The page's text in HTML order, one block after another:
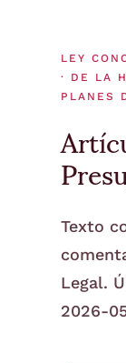
LEY
· DE LA
PLANES
Texto
Legal.
2026-